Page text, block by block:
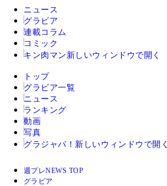
ニュース
グラビア
連載コラム
コミック
キン肉マン 新しいウィンドウで開く
トップ
グラビア一覧
ニュース
ランキング
動画
写真
グラジャパ！ 新しいウィンドウで開く
週プレNEWS TOP
グラビア